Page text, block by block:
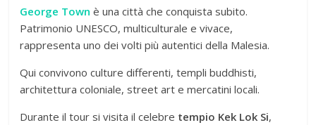
George Town è una città che conquista subito.
Patrimonio UNESCO, multiculturale e vivace,
rappresenta uno dei volti più autentici della Malesia.
Qui convivono culture differenti, templi buddhisti,
architettura coloniale, street art e mercatini locali.
Durante il tour si visita il celebre tempio Kek Lok Si,